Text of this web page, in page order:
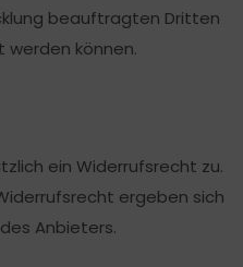
beauftragten Dritten
können.
ein Widerrufsrecht zu.
ergeben sich
Anbieters.